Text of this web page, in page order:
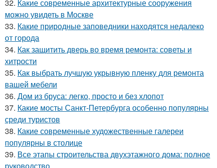
32. Какие современные архитектурные сооружения
можно увидеть в Москве
33. Какие природные заповедники находятся недалеко
от города
34. Как защитить дверь во время ремонта: советы и
хитрости
35. Как выбрать лучшую укрывную пленку для ремонта
вашей мебели
36. Дом из бруса: легко, просто и без хлопот
37. Какие мосты Санкт-Петербурга особенно популярны
среди туристов
38. Какие современные художественные галереи
популярны в столице
39. Все этапы строительства двухэтажного дома: полное
руководство